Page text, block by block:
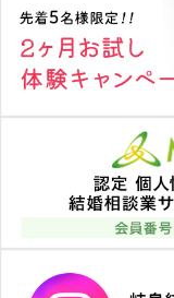
ー
シ
ョ
ン